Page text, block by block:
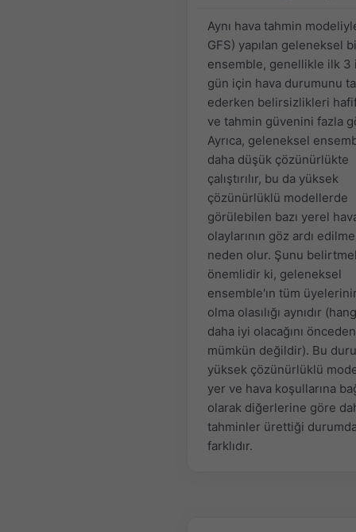
Aynı hava tahmin
GFS) yapılan geleneksel
ensemble, genellikle ilk 3
gün için hava durumunu
ederken belirsizlikleri
ve tahmin güvenini fazla
Ayrıca, geleneksel
daha düşük çözünürlükte
çalıştırılır, bu da yüksek
çözünürlüklü modellerde
görülebilen bazı yerel
olaylarının göz ardı
neden olur. Şunu
önemlidir ki, geleneksel
ensemble'ın tüm
olma olasılığı aynıdır
daha iyi olacağını
mümkün değildir). Bu
yüksek çözünürlüklü
yer ve hava koşullarına
olarak diğerlerine göre
tahminler ürettiği
farklıdır.